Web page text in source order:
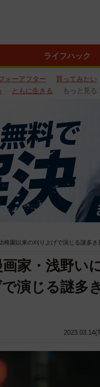
ライフハック
ォーアフター 買ってみたい
ともに生きる もっと見る
園以来の刈り上げで演じる謎多き
家・浅野い
演じる謎多き